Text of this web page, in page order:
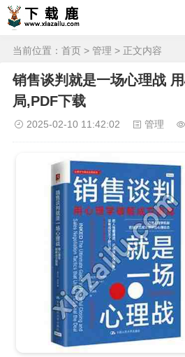
当前位置： 首页 > 管理 > 正文内容
销售谈判就是一场心理战
局,PDF下载
2025-02-10 11:42:02 管理